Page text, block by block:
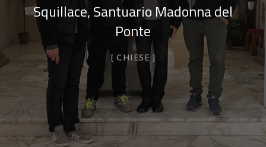
Squillace, Santuario Madonna del
Ponte
CHIESE